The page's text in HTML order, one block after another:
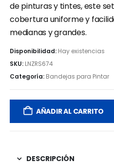
de pinturas y tintes, este
cobertura uniforme y
medianas y grandes.
Disponibilidad: Hay existencias
SKU: LNZRS674
Categoría: Bandejas para Pintar
AÑADIR AL CARRITO
DESCRIPCIÓN